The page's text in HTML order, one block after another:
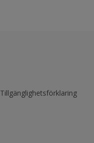
Tillgänglighetsförklaring